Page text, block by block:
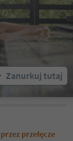
Zanurkuj tutaj
przełęcze